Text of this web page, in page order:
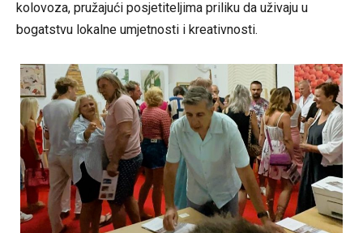
kolovoza, pružajući posjetiteljima priliku da uživaju u
bogatstvu lokalne umjetnosti i kreativnosti.